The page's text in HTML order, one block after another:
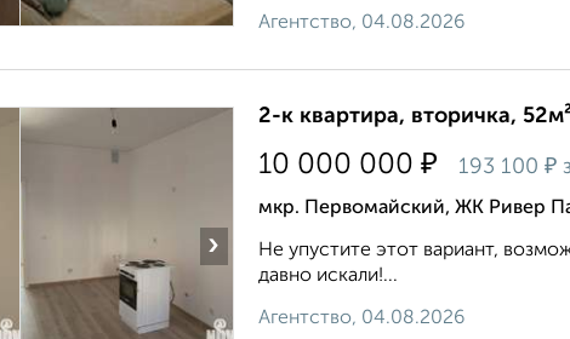
Агентство, 04.08.2026
›
2-к квартира, вторичка,
10 000 000 ₽ 193 100 ₽
мкр. Первомайский, ЖК Ривер
Не упустите этот вариант,
давно искали!...
Агентство, 04.08.2026